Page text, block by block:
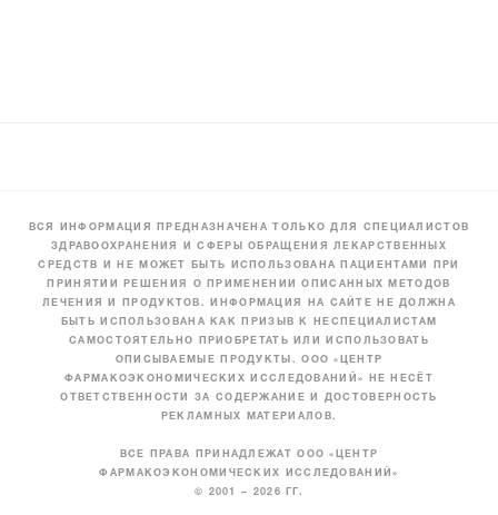
ВСЯ ИНФОРМАЦИЯ ПРЕДНАЗНАЧЕНА ТОЛЬКО ДЛЯ СПЕЦИАЛИСТОВ
ЗДРАВООХРАНЕНИЯ И СФЕРЫ ОБРАЩЕНИЯ ЛЕКАРСТВЕННЫХ
СРЕДСТВ И НЕ МОЖЕТ БЫТЬ ИСПОЛЬЗОВАНА ПАЦИЕНТАМИ ПРИ
ПРИНЯТИИ РЕШЕНИЯ О ПРИМЕНЕНИИ ОПИСАННЫХ МЕТОДОВ
ЛЕЧЕНИЯ И ПРОДУКТОВ. ИНФОРМАЦИЯ НА САЙТЕ НЕ ДОЛЖНА
БЫТЬ ИСПОЛЬЗОВАНА КАК ПРИЗЫВ К НЕСПЕЦИАЛИСТАМ
САМОСТОЯТЕЛЬНО ПРИОБРЕТАТЬ ИЛИ ИСПОЛЬЗОВАТЬ
ОПИСЫВАЕМЫЕ ПРОДУКТЫ. ООО «ЦЕНТР
ФАРМАКОЭКОНОМИЧЕСКИХ ИССЛЕДОВАНИЙ» НЕ НЕСЁТ
ОТВЕТСТВЕННОСТИ ЗА СОДЕРЖАНИЕ И ДОСТОВЕРНОСТЬ
РЕКЛАМНЫХ МАТЕРИАЛОВ.
ВСЕ ПРАВА ПРИНАДЛЕЖАТ ООО «ЦЕНТР
ФАРМАКОЭКОНОМИЧЕСКИХ ИССЛЕДОВАНИЙ»
© 2001 – 2026 ГГ.